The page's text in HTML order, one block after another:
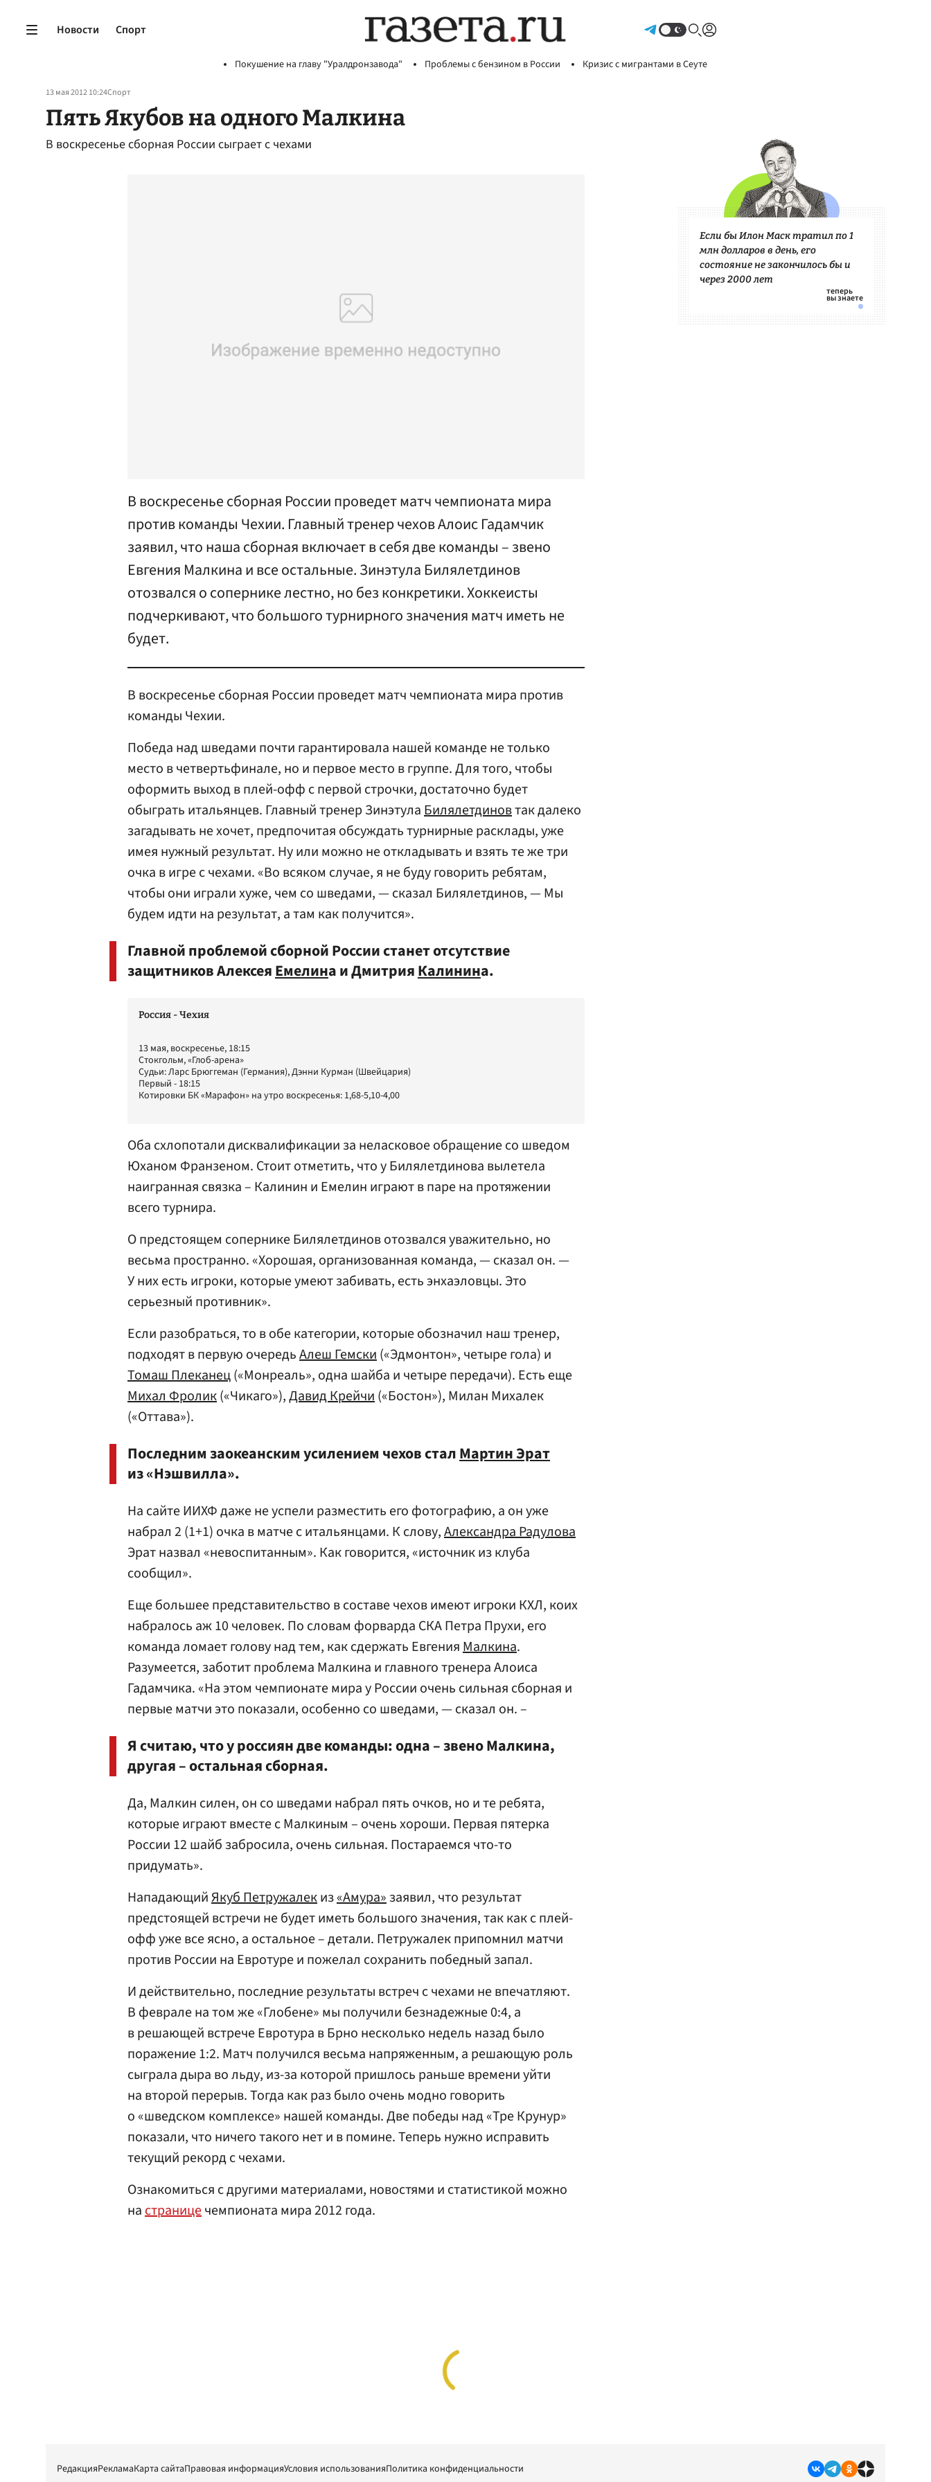
Новости Спорт
Покушение на главу "Уралдронзавода" Проблемы с бензином в России Кризис с мигрантами в Сеуте
13 мая 2012 10:24Спорт
Пять Якубов на одного Малкина
В воскресенье сборная России сыграет с чехами
В воскресенье сборная России проведет матч чемпионата мира
против команды Чехии. Главный тренер чехов Алоис Гадамчик
заявил, что наша сборная включает в себя две команды – звено
Евгения Малкина и все остальные. Зинэтула Билялетдинов
отозвался о сопернике лестно, но без конкретики. Хоккеисты
подчеркивают, что большого турнирного значения матч иметь не
будет.
В воскресенье сборная России проведет матч чемпионата мира против
команды Чехии.
Победа над шведами почти гарантировала нашей команде не только
место в четвертьфинале, но и первое место в группе. Для того, чтобы
оформить выход в плей-офф с первой строчки, достаточно будет
обыграть итальянцев. Главный тренер ЗинэтулаБилялетдиновтак далеко
загадывать не хочет, предпочитая обсуждать турнирные расклады, уже
имея нужный результат. Ну или можно не откладывать и взять те же три
очка в игре с чехами. «Во всяком случае, я не буду говорить ребятам,
чтобы они играли хуже, чем со шведами, — сказал Билялетдинов, — Мы
будем идти на результат, а там как получится».
Главной проблемой сборной России станет отсутствие
защитников АлексеяЕмелина и ДмитрияКалинина.
Россия - Чехия
13 мая, воскресенье, 18:15
Стокгольм, «Глоб-арена»
Судьи: Ларс Брюггеман (Германия), Дэнни Курман (Швейцария)
Первый - 18:15
Котировки БК «Марафон» на утро воскресенья: 1,68-5,10-4,00
Оба схлопотали дисквалификации за неласковое обращение со шведом
Юханом Франзеном. Стоит отметить, что у Билялетдинова вылетела
наигранная связка – Калинин и Емелин играют в паре на протяжении
всего турнира.
О предстоящем сопернике Билялетдинов отозвался уважительно, но
весьма пространно. «Хорошая, организованная команда, — сказал он. —
У них есть игроки, которые умеют забивать, есть энхаэловцы. Это
серьезный противник».
Если разобраться, то в обе категории, которые обозначил наш тренер,
подходят в первую очередьАлеш Гемски(«Эдмонтон», четыре гола) и
Томаш Плеканец(«Монреаль», одна шайба и четыре передачи). Есть еще
Михал Фролик(«Чикаго»),Давид Крейчи(«Бостон»), Милан Михалек
(«Оттава»).
Последним заокеанским усилением чехов сталМартин Эрат
из «Нэшвилла».
На сайте ИИХФ даже не успели разместить его фотографию, а он уже
набрал 2 (1+1) очка в матче с итальянцами. К слову,Александра Радулова
Эрат назвал «невоспитанным». Как говорится, «источник из клуба
сообщил».
Еще большее представительство в составе чехов имеют игроки КХЛ, коих
набралось аж 10 человек. По словам форварда СКА Петра Прухи, его
команда ломает голову над тем, как сдержать ЕвгенияМалкина.
Разумеется, заботит проблема Малкина и главного тренера Алоиса
Гадамчика. «На этом чемпионате мира у России очень сильная сборная и
первые матчи это показали, особенно со шведами, — сказал он. –
Я считаю, что у россиян две команды: одна – звено Малкина,
другая – остальная сборная.
Да, Малкин силен, он со шведами набрал пять очков, но и те ребята,
которые играют вместе с Малкиным – очень хороши. Первая пятерка
России 12 шайб забросила, очень сильная. Постараемся что-то
придумать».
НападающийЯкуб Петружалекиз«Амура»заявил, что результат
предстоящей встречи не будет иметь большого значения, так как с плей-
офф уже все ясно, а остальное – детали. Петружалек припомнил матчи
против России на Евротуре и пожелал сохранить победный запал.
И действительно, последние результаты встреч с чехами не впечатляют.
В феврале на том же «Глобене» мы получили безнадежные 0:4, а
в решающей встрече Евротура в Брно несколько недель назад было
поражение 1:2. Матч получился весьма напряженным, а решающую роль
сыграла дыра во льду, из-за которой пришлось раньше времени уйти
на второй перерыв. Тогда как раз было очень модно говорить
о «шведском комплексе» нашей команды. Две победы над «Тре Крунур»
показали, что ничего такого нет и в помине. Теперь нужно исправить
текущий рекорд с чехами.
Ознакомиться с другими материалами, новостями и статистикой можно
настраницечемпионата мира 2012 года.
Если бы Илон Маск тратил по 1
млн долларов в день, его
состояние не закончилось бы и
через 2000 лет
РедакцияРекламаКарта сайтаПравовая информацияУсловия использованияПолитика конфиденциальности